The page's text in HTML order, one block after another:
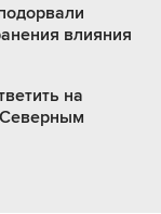
влияния
на